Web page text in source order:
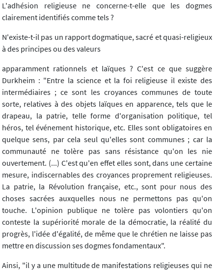
L'adhésion religieuse ne concerne-t-elle que les dogmes
clairement identifiés comme tels ?
N'existe-t-il pas un rapport dogmatique, sacré et quasi-religieux
à des principes ou des valeurs
apparamment rationnels et laïques ? C'est ce que suggère
Durkheim : "Entre la science et la foi religieuse il existe des
intermédiaires ; ce sont les croyances communes de toute
sorte, relatives à des objets laïques en apparence, tels que le
drapeau, la patrie, telle forme d'organisation politique, tel
héros, tel événement historique, etc. Elles sont obligatoires en
quelque sens, par cela seul qu'elles sont communes ; car la
communauté ne tolère pas sans résistance qu'on les nie
ouvertement. (...) C'est qu'en effet elles sont, dans une certaine
mesure, indiscernables des croyances proprement religieuses.
La patrie, la Révolution française, etc., sont pour nous des
choses sacrées auxquelles nous ne permettons pas qu'on
touche. L'opinion publique ne tolère pas volontiers qu'on
conteste la supériorité morale de la démocratie, la réalité du
progrès, l'idée d'égalité, de même que le chrétien ne laisse pas
mettre en discussion ses dogmes fondamentaux".
Ainsi, "il y a une multitude de manifestations religieuses qui ne